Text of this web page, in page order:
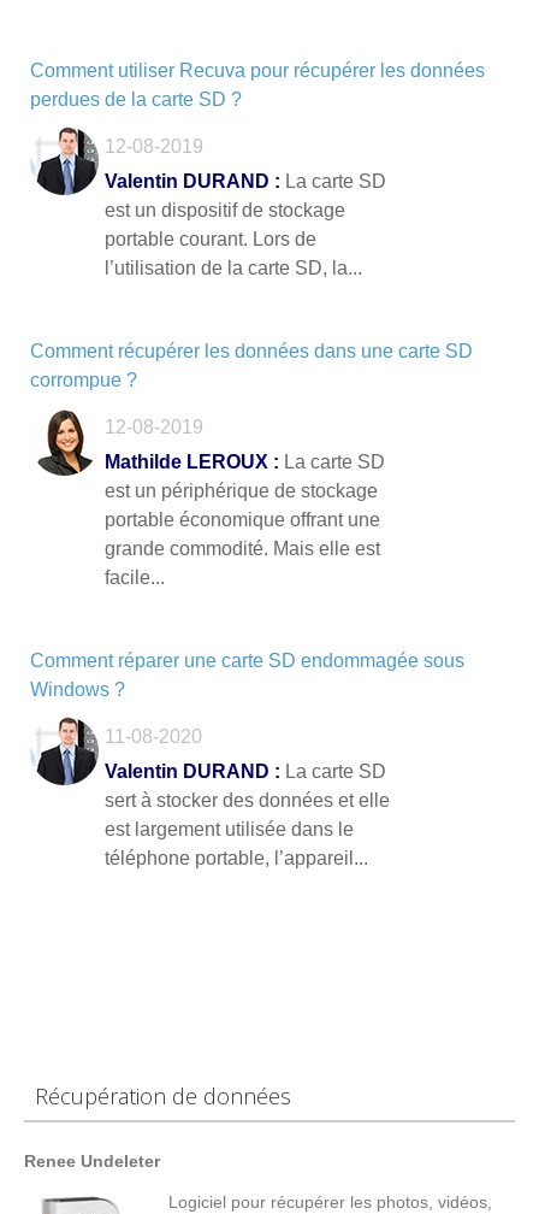
Comment utiliser Recuva pour récupérer les données
perdues de la carte SD ?
12-08-2019
Valentin DURAND : La carte SD
est un dispositif de stockage
portable courant. Lors de
l’utilisation de la carte SD, la...
Comment récupérer les données dans une carte SD
corrompue ?
12-08-2019
Mathilde LEROUX : La carte SD
est un périphérique de stockage
portable économique offrant une
grande commodité. Mais elle est
facile...
Comment réparer une carte SD endommagée sous
Windows ?
11-08-2020
Valentin DURAND : La carte SD
sert à stocker des données et elle
est largement utilisée dans le
téléphone portable, l’appareil...
Récupération de données
Renee Undeleter
Logiciel pour récupérer les photos, vidéos,